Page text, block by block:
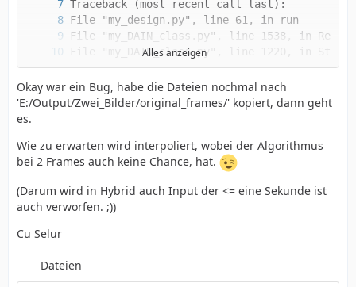
FileNotFoundError: [WinError 3] Das System
Alles anzeigen
Okay war ein Bug, habe die Dateien nochmal nach
'E:/Output/Zwei_Bilder/original_frames/' kopiert, dann geht
es.
Wie zu erwarten wird interpoliert, wobei der Algorithmus
bei 2 Frames auch keine Chance, hat.
(Darum wird in Hybrid auch Input der <= eine Sekunde ist
auch verworfen. ;))
Cu Selur
Dateien